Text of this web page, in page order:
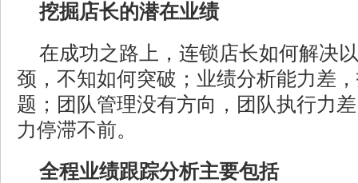
挖掘店长的潜在业绩
在成功之路上，连锁店长如何解决
颈，不知如何突破；业绩分析能力差
题；团队管理没有方向，团队执行力
力停滞不前。
全程业绩跟踪分析主要包括